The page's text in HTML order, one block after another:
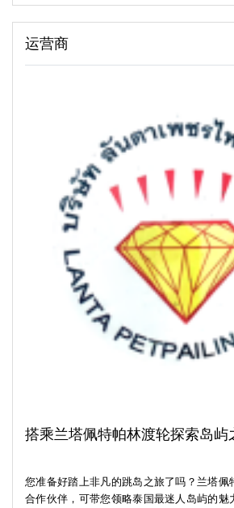
逝去的岁月。它让我们想起那个时代,每个
起伏而变化。那时,海洋不仅仅是一片广阔
赠者,为生活在海岸边的人们提供着许多礼物
证让您体验一场泰国美食之旅。
当您漫步在码头时,您会发现码头两侧排列
家商店都出售当地的手工艺品。这些工艺
它们承载着兰塔岛的故事和回忆。店内陈
有精心雕刻的小物件。每件物品都讲述着
史。它们诉说着海吉普赛人的故事,讲述着
事,也暗示着当年中国商人带着货物来访的
别纪念自己在兰塔岛时光的人来说,这些商
灵的最佳去处。
当您漫步在码头时,您会发现码头两侧有许
小店。这些小店不仅仅是商店,更是通往兰
门户。在店内,您会发现手工编织的布料和
有手工编织的布料和雕刻精美的饰品,每一
那个时代,满载香料和丝绸的船只停泊在兰塔
运营商
搭乘兰塔佩特帕林渡轮探索岛屿
您准备好踏上非凡的跳岛之旅了吗？兰塔佩
合作伙伴，可带您领略泰国最迷人岛屿的魅